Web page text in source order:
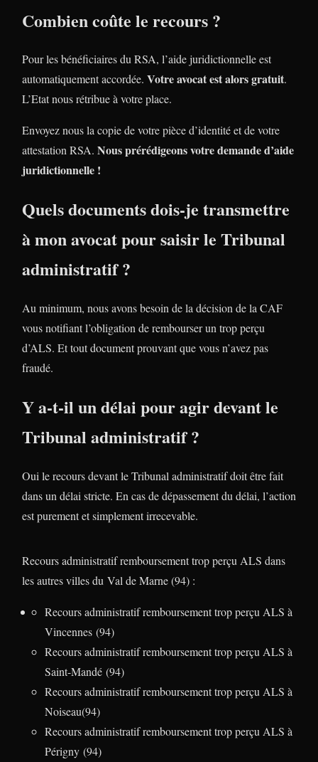
Combien coûte le recours ?
Pour les bénéficiaires du RSA, l’aide juridictionnelle est
automatiquement accordée. Votre avocat est alors gratuit.
L’Etat nous rétribue à votre place.
Envoyez nous la copie de votre pièce d’identité et de votre
attestation RSA. Nous prérédigeons votre demande d’aide
juridictionnelle !
Quels documents dois-je transmettre
à mon avocat pour saisir le Tribunal
administratif ?
Au minimum, nous avons besoin de la décision de la CAF
vous notifiant l’obligation de rembourser un trop perçu
d’ALS. Et tout document prouvant que vous n’avez pas
fraudé.
Y a-t-il un délai pour agir devant le
Tribunal administratif ?
Oui le recours devant le Tribunal administratif doit être fait
dans un délai stricte. En cas de dépassement du délai, l’action
est purement et simplement irrecevable.
Recours administratif remboursement trop perçu ALS dans
les autres villes du Val de Marne (94) :
Recours administratif remboursement trop perçu ALS à
Vincennes (94)
Recours administratif remboursement trop perçu ALS à
Saint-Mandé (94)
Recours administratif remboursement trop perçu ALS à
Noiseau(94)
Recours administratif remboursement trop perçu ALS à
Périgny (94)